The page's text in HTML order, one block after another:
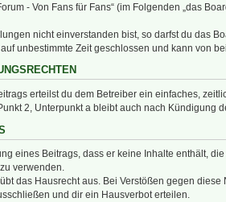
- Von Fans für Fans“ (im Folgenden „das
nicht einverstanden bist, so darfst du das
unbestimmte Zeit geschlossen und kann von
erteilst du dem Betreiber ein einfaches,
2, Unterpunkt a bleibt auch nach Kündigung
eines Beitrags, dass er keine Inhalte enthält,
verwenden.
das Hausrecht aus. Bei Verstößen gegen
und dir ein Hausverbot erteilen.